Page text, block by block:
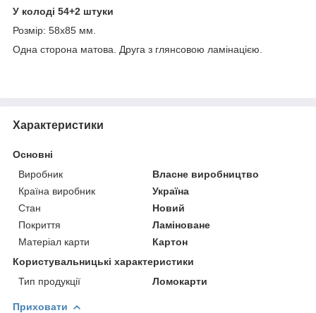
У колоді 54+2 штуки
Розмір: 58х85 мм.
Одна сторона матова. Друга з глянсовою ламінацією.
Характеристики
Основні
Виробник
Власне виробництво
Країна виробник
Україна
Стан
Новий
Покриття
Ламіноване
Матеріал карти
Картон
Користувальницькі характеристики
Тип продукції
Ломокарти
Приховати